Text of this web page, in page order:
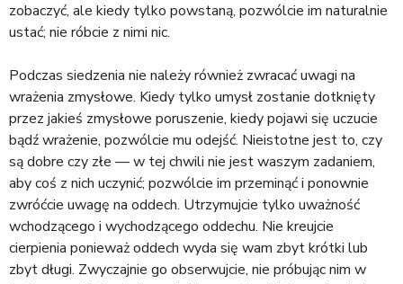
zobaczyć, ale kiedy tylko powstaną, pozwólcie im naturalnie
ustać; nie róbcie z nimi nic.
Podczas siedzenia nie należy również zwracać uwagi na
wrażenia zmysłowe. Kiedy tylko umysł zostanie dotknięty
przez jakieś zmysłowe poruszenie, kiedy pojawi się uczucie
bądź wrażenie, pozwólcie mu odejść. Nieistotne jest to, czy
są dobre czy złe — w tej chwili nie jest waszym zadaniem,
aby coś z nich uczynić; pozwólcie im przeminąć i ponownie
zwróćcie uwagę na oddech. Utrzymujcie tylko uważność
wchodzącego i wychodzącego oddechu. Nie kreujcie
cierpienia ponieważ oddech wyda się wam zbyt krótki lub
zbyt długi. Zwyczajnie go obserwujcie, nie próbując nim w